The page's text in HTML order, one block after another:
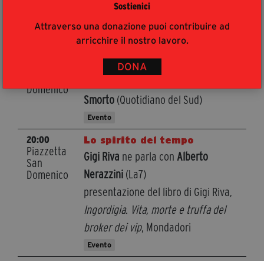
Sostienici
Attraverso una donazione puoi contribuire ad
arricchire il nostro lavoro.
DONA
Treccani
Evento
Domenico
Smorto (Quotidiano del Sud)
Evento
20:00
Piazzetta
San
Domenico
Lo spirito del tempo
Gigi Riva ne parla con Alberto
Nerazzini (La7)
presentazione del libro di Gigi Riva,
Ingordigia. Vita, morte e truffa del
broker dei vip, Mondadori
Evento